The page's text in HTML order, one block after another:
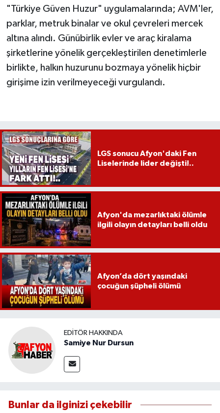
"Türkiye Güven Huzur" uygulamalarında; AVM'ler,
parklar, metruk binalar ve okul çevreleri mercek
altına alındı. Günübirlik evler ve araç kiralama
şirketlerine yönelik gerçekleştirilen denetimlerle
birlikte, halkın huzurunu bozmaya yönelik hiçbir
girişime izin verilmeyeceği vurgulandı.
LGS sonucu Afyon'daki Fen
Liselerinde lider değişti!..
Afyon'da mezarlıktaki ölümle
ilgili olayın detayları belli oldu
Afyon’da dört yaşındaki
çocuğun şüpheli ölümü
EDITÖR HAKKINDA
Samiye Nur Dursun
Bunlar da ilginizi çekebilir